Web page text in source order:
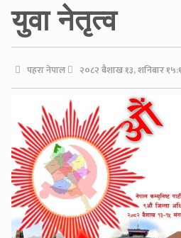
युवा नेतृत्व
पहरा नेपाल २०८२ बैशाख १३, शनिबार